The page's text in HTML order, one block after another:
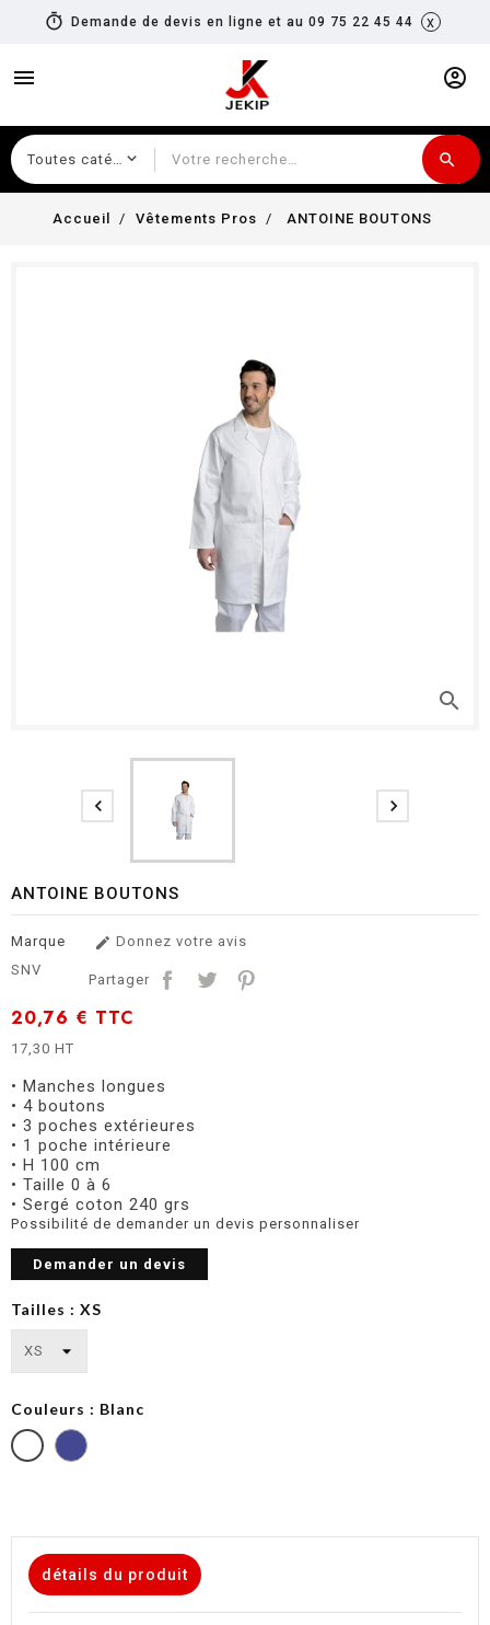
timer Demande de devis en ligne et au 09 75 22 45 44 x
menu account_circle
search
Accueil Vêtements Pros ANTOINE BOUTONS
search
 
ANTOINE BOUTONS
Marque
SNV
 Donnez votre avis
Partager
20,76 € TTC
17,30 HT
• Manches longues
• 4 boutons
• 3 poches extérieures
• 1 poche intérieure
• H 100 cm
• Taille 0 à 6
• Sergé coton 240 grs
Possibilité de demander un devis personnaliser
Demander un devis
Tailles : XS
Couleurs : Blanc
détails du produit